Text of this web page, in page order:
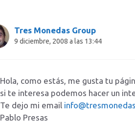
Tres Monedas Group
9 diciembre, 2008 a las 13:44
Hola, como estás, me gusta tu
si te interesa podemos hacer un
Te dejo mi email
Pablo Presas